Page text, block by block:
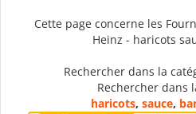
Cette page concerne les
Heinz - haricots
Rechercher dans la
Rechercher dans
haricots, sauce,